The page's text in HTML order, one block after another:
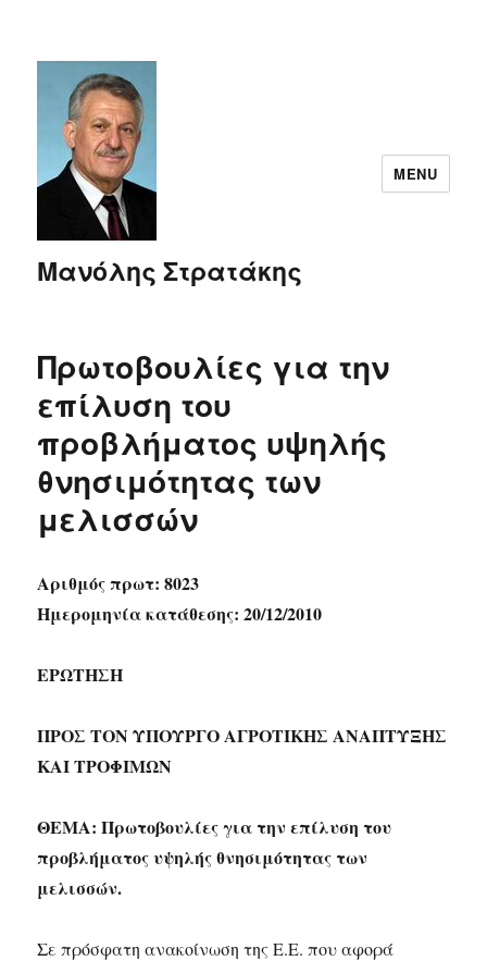
Μανόλης Στρατάκης
MENU
Πρωτοβουλίες για την
επίλυση του
προβλήματος υψηλής
θνησιμότητας των
μελισσών
Αριθμός πρωτ: 8023
Ημερομηνία κατάθεσης: 20/12/2010
ΕΡΩΤΗΣΗ
ΠΡΟΣ ΤΟΝ ΥΠΟΥΡΓΟ ΑΓΡΟΤΙΚΗΣ ΑΝΑΠΤΥΞΗΣ
ΚΑΙ ΤΡΟΦΙΜΩΝ
ΘΕΜΑ: Πρωτοβουλίες για την επίλυση του
προβλήματος υψηλής θνησιμότητας των
μελισσών.
Σε πρόσφατη ανακοίνωση της Ε.Ε. που αφορά